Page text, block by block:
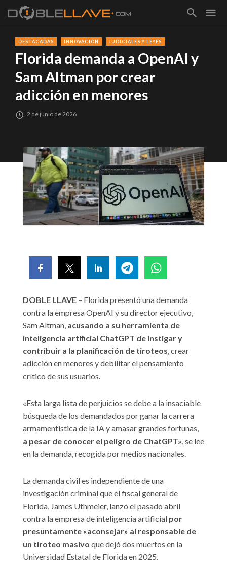
DESTACADAS INNOVACIÓN JUDICIALES Y LEYES
Florida demanda a OpenAI y
Sam Altman por crear
adicción en menores
2 de junio de 2026
DOBLE LLAVE – Florida presentó una demanda
contra la empresa OpenAI y su director ejecutivo,
Sam Altman, acusando a su herramienta de
inteligencia artificial ChatGPT de instigar y
contribuir a la planificación de tiroteos, crear
adicción en menores y debilitar el pensamiento
crítico de sus usuarios.
«Esta larga lista de perjuicios se debe a la insaciable
búsqueda de los demandados por ganar la carrera
armamentística de la IA y amasar grandes fortunas,
a pesar de conocer el peligro de ChatGPT», se lee
en la demanda, recogida por medios nacionales.
La demanda civil es independiente de una
investigación criminal que el fiscal general de
Florida, James Uthmeier, lanzó el pasado abril
contra la empresa de inteligencia artificial por
presuntamente «aconsejar» al responsable de
un tiroteo masivo que dejó dos muertos en la
Universidad Estatal de Florida en 2025.